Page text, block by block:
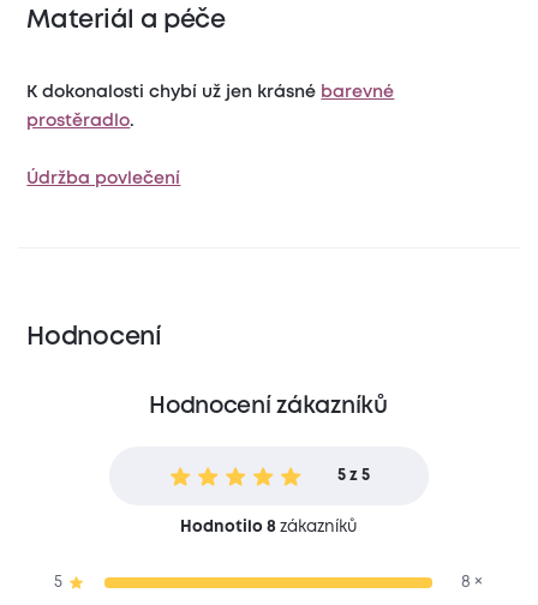
Materiál a péče
K dokonalosti chybí už jen krásné barevné
prostěradlo.
Údržba povlečení
Hodnocení
Hodnocení zákazníků
5 z 5
Hodnotilo 8 zákazníků
5 8 ×